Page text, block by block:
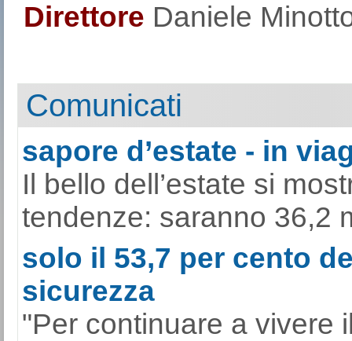
Direttore Daniele
Comunicati
sapore d’estate - in
Il bello dell’estate si
tendenze: saranno 36,2
solo il 53,7 per cento
sicurezza
"Per continuare a vivere